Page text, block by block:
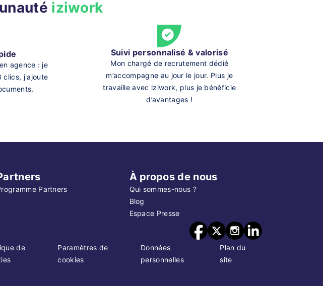
iziwork
agence : je
clics, j'ajoute
Suivi personnalisé & valorisé
Mon chargé de recrutement dédié
m’accompagne au jour le jour. Plus je
travaille avec iziwork, plus je bénéficie
d’avantages !
Partners
À propos de nous
Qui sommes-nous ?
Blog
Espace Presse
de
Paramètres de
cookies
Données
personnelles
Plan du
site